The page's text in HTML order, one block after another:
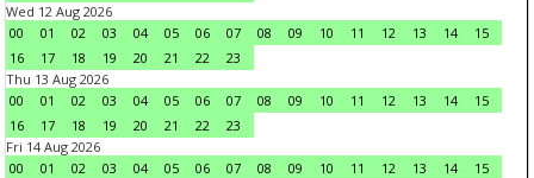
Wed 12 Aug 2026
00
01 02 03 04 05 06 07 08 09 10 11 12 13 14
15
16
17 18 19 20 21 22
23
Thu 13 Aug 2026
00
01 02 03 04 05 06 07 08 09 10 11 12 13 14
15
16
17 18 19 20 21 22
23
Fri 14 Aug 2026
00
01 02 03 04 05 06 07 08 09 10 11 12 13 14
15